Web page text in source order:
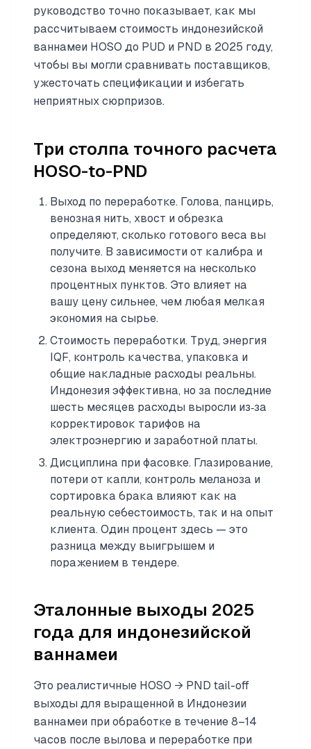
руководство точно показывает, как мы
рассчитываем стоимость индонезийской
ваннамеи HOSO до PUD и PND в 2025 году,
чтобы вы могли сравнивать поставщиков,
ужесточать спецификации и избегать
неприятных сюрпризов.
Три столпа точного расчета
HOSO-to-PND
Выход по переработке. Голова, панцирь,
венозная нить, хвост и обрезка
определяют, сколько готового веса вы
получите. В зависимости от калибра и
сезона выход меняется на несколько
процентных пунктов. Это влияет на
вашу цену сильнее, чем любая мелкая
экономия на сырье.
Стоимость переработки. Труд, энергия
IQF, контроль качества, упаковка и
общие накладные расходы реальны.
Индонезия эффективна, но за последние
шесть месяцев расходы выросли из‑за
корректировок тарифов на
электроэнергию и заработной платы.
Дисциплина при фасовке. Глазирование,
потери от капли, контроль меланоза и
сортировка брака влияют как на
реальную себестоимость, так и на опыт
клиента. Один процент здесь — это
разница между выигрышем и
поражением в тендере.
Эталонные выходы 2025
года для индонезийской
ваннамеи
Это реалистичные HOSO → PND tail-off
выходы для выращенной в Индонезии
ваннамеи при обработке в течение 8–14
часов после вылова и переработке при